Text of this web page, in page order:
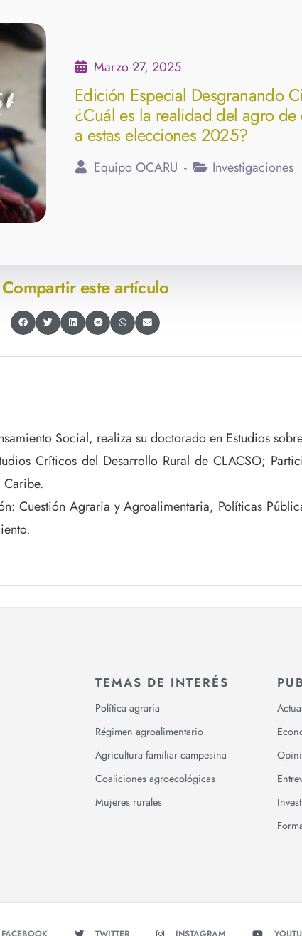
Marzo 27, 2025
Edición Especial Desgranando
¿Cuál es la realidad del agro de
a estas elecciones 2025?
Equipo OCARU Investigaciones
Compartir este artículo
Social, realiza su doctorado en Estudios
Críticos del Desarrollo Rural de CLACSO;
Cuestión Agraria y Agroalimentaria, Políticas
TEMAS DE INTERÉS
Política agraria
Régimen agroalimentario
Agricultura familiar campesina
Coaliciones agroecológicas
Mujeres rurales